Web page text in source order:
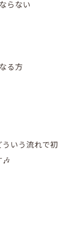
らない
る方
いう流れで初
🎶